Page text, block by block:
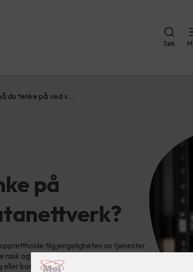
Søk
du tenke på ved v…
på
tilgjengeligheten av tjenester
rask og effektiv overføring av data. Vil du
borettslag har behov for?